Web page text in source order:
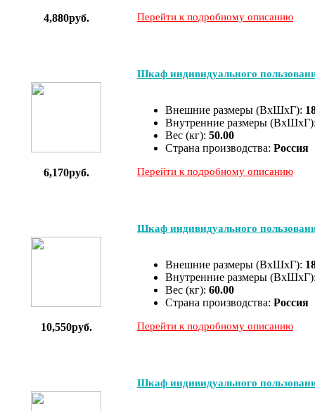
4,880руб. Перейти к подробному описанию
6,170руб.
Шкаф индивидуального
Внешние размеры (ВхШхГ):
Внутренние размеры
Вес (кг): 50.00
Страна производства: Россия
Перейти к подробному описанию
10,550руб.
Шкаф индивидуального
Внешние размеры (ВхШхГ):
Внутренние размеры
Вес (кг): 60.00
Страна производства: Россия
Перейти к подробному описанию
Шкаф индивидуального